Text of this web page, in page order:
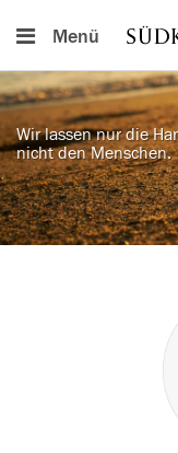
Menü
Wir lassen nur die
nicht den Menschen.